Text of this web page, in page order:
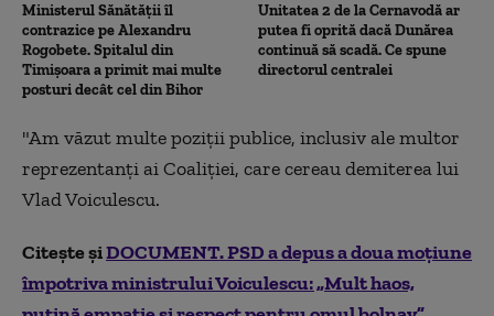
Ministerul Sănătății îl
contrazice pe Alexandru
Rogobete. Spitalul din
Timișoara a primit mai multe
posturi decât cel din Bihor
Unitatea 2 de la Cernavodă ar
putea fi oprită dacă Dunărea
continuă să scadă. Ce spune
directorul centralei
"Am văzut multe poziții publice, inclusiv ale multor
reprezentanți ai Coaliției, care cereau demiterea lui
Vlad Voiculescu.
Citește șiDOCUMENT. PSD a depus a doua moțiune
împotriva ministrului Voiculescu: „Mult haos,